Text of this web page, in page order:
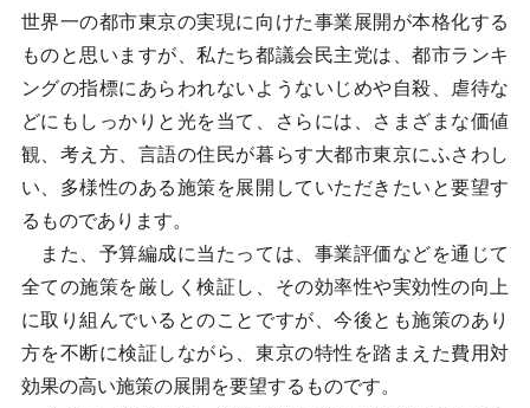
世界一の都市東京の実現に向けた事業展開が本格化する
ものと思いますが、私たち都議会民主党は、都市ランキ
ングの指標にあらわれないようないじめや自殺、虐待な
どにもしっかりと光を当て、さらには、さまざまな価値
観、考え方、言語の住民が暮らす大都市東京にふさわし
い、多様性のある施策を展開していただきたいと要望す
るものであります。
また、予算編成に当たっては、事業評価などを通じて
全ての施策を厳しく検証し、その効率性や実効性の向上
に取り組んでいるとのことですが、今後とも施策のあり
方を不断に検証しながら、東京の特性を踏まえた費用対
効果の高い施策の展開を要望するものです。